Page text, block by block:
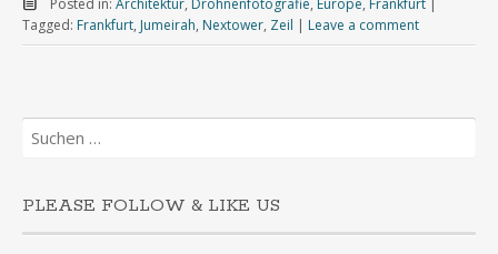
Tagged: Frankfurt, Jumeirah, Nextower, Zeil | Leave a comment
Suchen
nach:
PLEASE FOLLOW & LIKE US